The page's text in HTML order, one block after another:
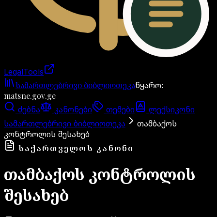
LegalTools
ანგარიში იტვირთება
სამართლებრივი ბიბლიოთეკაწყარო:
matsne.gov.ge
ძებნა კანონები თემები
ლექსიკონი
სამართლებრივი ბიბლიოთეკა
თამბაქოს
კონტროლის შესახებ
ᲡᲐᲥᲐᲠᲗᲕᲔᲚᲝᲡ ᲙᲐᲜᲝᲜᲘ
თამბაქოს კონტროლის
შესახებ